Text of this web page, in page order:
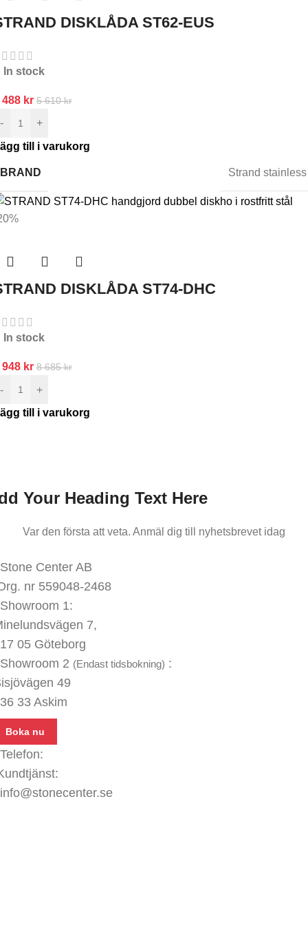
DISKLÅDA ST62-EUS
In stock
488 kr 5 610kr
-
+
till i varukorg
BRAND Strand stainless
DISKLÅDA ST74-DHC
In stock
948 kr 8 685kr
-
+
till i varukorg
Your Heading Text Here
Var den första att veta. Anmäl dig till nyhetsbrevet idag
Stone Center AB
nr 559048-2468
Showroom 1:
7,
05 Göteborg
Showroom 2 (Endast tidsbokning) :
49
33 Askim
Boka nu
Telefon:
info@stonecenter.se